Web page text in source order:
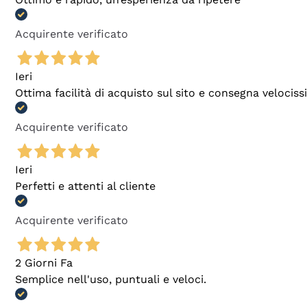
Acquirente verificato
Ieri
Ottima facilità di acquisto sul sito e consegna
Acquirente verificato
Ieri
Perfetti e attenti al cliente
Acquirente verificato
2 Giorni Fa
Semplice nell'uso, puntuali e veloci.